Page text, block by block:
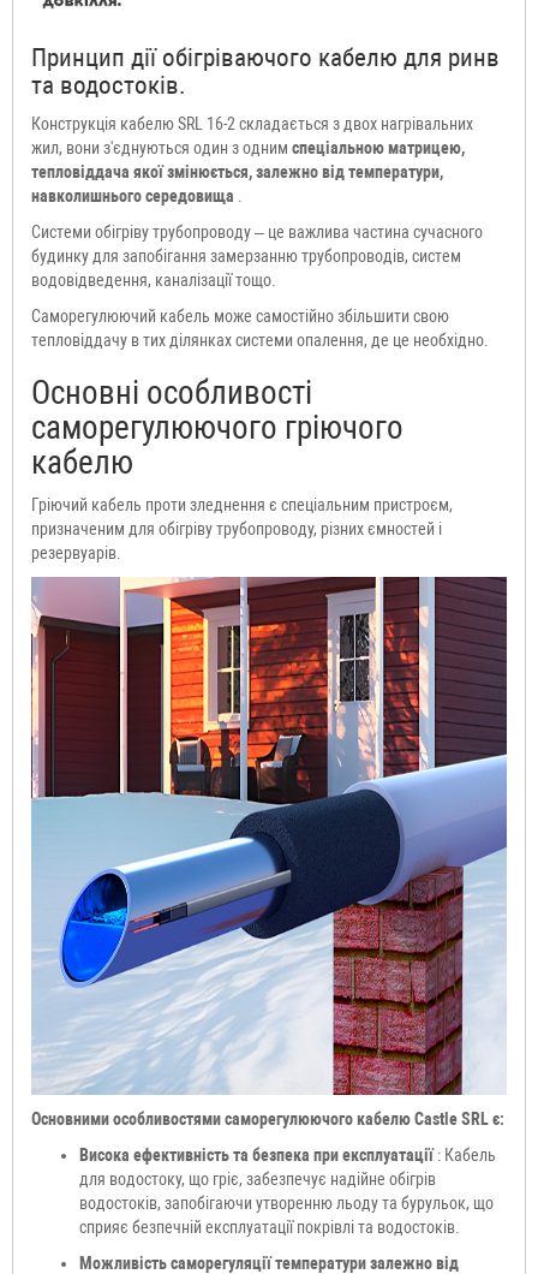
Принцип дії обігріваючого кабелю для ринв
та водостоків.
Конструкція кабелю SRL 16-2 складається з двох нагрівальних
жил, вони з'єднуються один з одним спеціальною матрицею,
тепловіддача якої змінюється, залежно від температури,
навколишнього середовища .
Системи обігріву трубопроводу – це важлива частина сучасного
будинку для запобігання замерзанню трубопроводів, систем
водовідведення, каналізації тощо.
Саморегулюючий кабель може самостійно збільшити свою
тепловіддачу в тих ділянках системи опалення, де це необхідно.
Основні особливості
саморегулюючого гріючого
кабелю
Гріючий кабель проти зледнення є спеціальним пристроєм,
призначеним для обігріву трубопроводу, різних ємностей і
резервуарів.
Основними особливостями саморегулюючого кабелю Castle SRL є:
Висока ефективність та безпека при експлуатації: Кабель
для водостоку, що гріє, забезпечує надійне обігрів
водостоків, запобігаючи утворенню льоду та бурульок, що
сприяє безпечній експлуатації покрівлі та водостоків.
Можливість саморегуляції температури залежно від